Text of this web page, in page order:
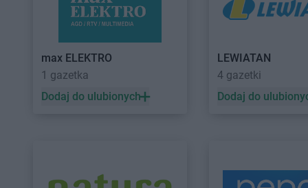
BRICOMARCHE Lębork
BRICOMARCHE Lesko
BRICOMARCHE Leżajsk
BRICOMARCHE
BRICOMARCHE
BRICOMARCHE
Podlaski
BRICOMARCHE
BRICOMARCHE BRICOMARCHE
max ELEKTRO
1 gazetka
Dodaj do ulubionych
LEWIATAN
4 gazetki
Dodaj do